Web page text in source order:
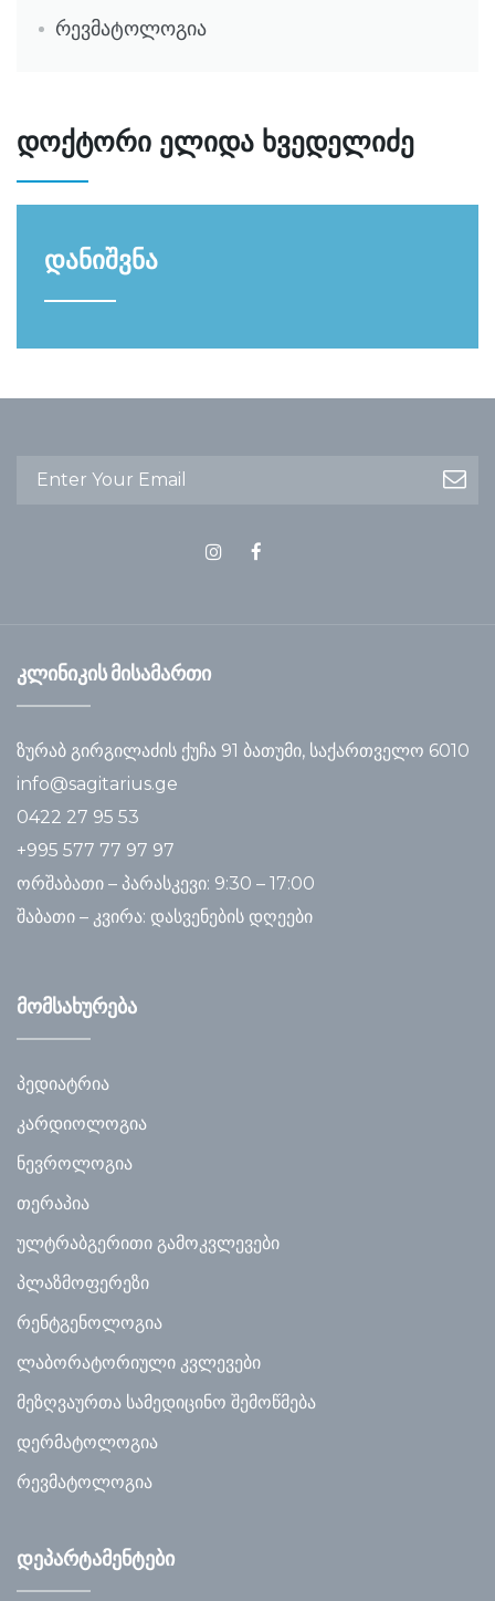
დოქტორი ელიდა ხვედელიძე
დანიშვნა
რევმატოლოგია
კლინიკის მისამართი
ზურაბ გირგილაძის ქუჩა 91 ბათუმი, საქართველო 6010
info@sagitarius.ge
0422 27 95 53
+995 577 77 97 97
ორშაბათი – პარასკევი: 9:30 – 17:00
შაბათი – კვირა: დასვენების დღეები
მომსახურება
პედიატრია
კარდიოლოგია
ნევროლოგია
თერაპია
ულტრაბგერითი გამოკვლევები
პლაზმოფერეზი
რენტგენოლოგია
ლაბორატორიული კვლევები
მეზღვაურთა სამედიცინო შემოწმება
დერმატოლოგია
რევმატოლოგია
დეპარტამენტები